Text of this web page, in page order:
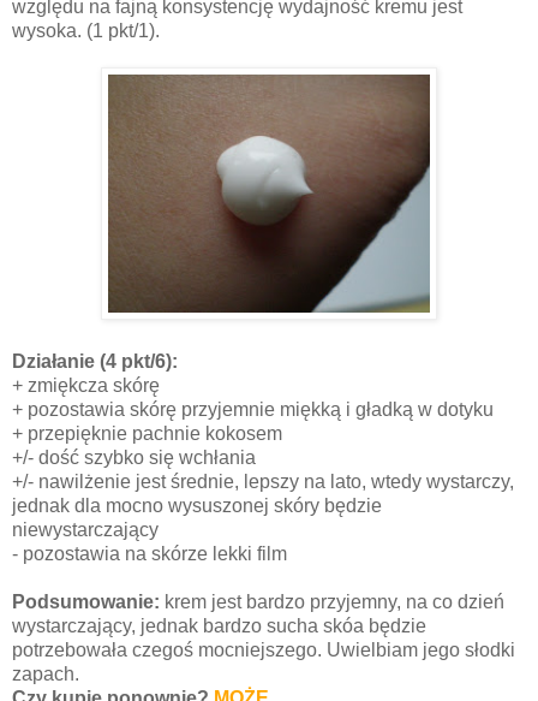
względu na fajną konsystencję wydajność kremu jest
wysoka. (1 pkt/1).
Działanie (4 pkt/6):
+ zmiękcza skórę
+ pozostawia skórę przyjemnie miękką i gładką w dotyku
+ przepięknie pachnie kokosem
+/- dość szybko się wchłania
+/- nawilżenie jest średnie, lepszy na lato, wtedy wystarczy,
jednak dla mocno wysuszonej skóry będzie
niewystarczający
- pozostawia na skórze lekki film
Podsumowanie: krem jest bardzo przyjemny, na co dzień
wystarczający, jednak bardzo sucha skóa będzie
potrzebowała czegoś mocniejszego. Uwielbiam jego słodki
zapach.